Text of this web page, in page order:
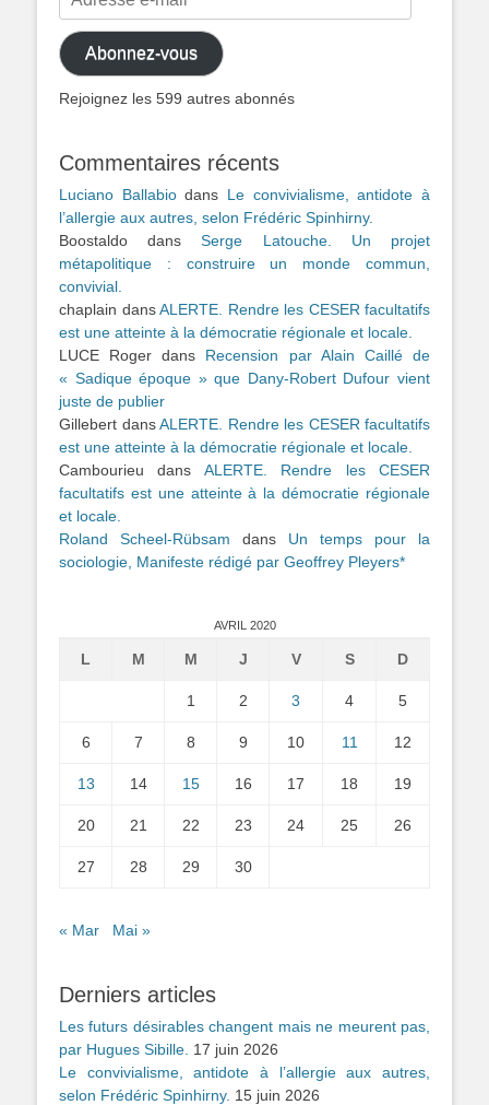
mail
Abonnez-vous
Rejoignez les 599 autres abonnés
Commentaires récents
Luciano Ballabiodans Le convivialisme, antidote à
l’allergie aux autres, selon Frédéric Spinhirny.
Boostaldo dansSerge Latouche. Un projet
métapolitique : construire un monde commun,
convivial.
chaplain dansALERTE. Rendre les CESER facultatifs
est une atteinte à la démocratie régionale et locale.
LUCE Roger dans Recension par Alain Caillé de
« Sadique époque » que Dany-Robert Dufour vient
juste de publier
Gillebert dansALERTE. Rendre les CESER facultatifs
est une atteinte à la démocratie régionale et locale.
Cambourieu dans ALERTE. Rendre les CESER
facultatifs est une atteinte à la démocratie régionale
et locale.
Roland Scheel-Rübsam dans Un temps pour la
sociologie, Manifeste rédigé par Geoffrey Pleyers*
AVRIL 2020
L M M J V S D
1 2 3 4 5
6 7 8 9 10 11 12
13 14 15 16 17 18 19
20 21 22 23 24 25 26
27 28 29 30
« Mar Mai »
Derniers articles
Les futurs désirables changent mais ne meurent pas,
par Hugues Sibille. 17 juin 2026
Le convivialisme, antidote à l’allergie aux autres,
selon Frédéric Spinhirny. 15 juin 2026